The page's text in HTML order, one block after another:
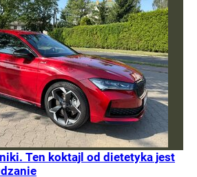
Ten koktajl od dietetyka jest